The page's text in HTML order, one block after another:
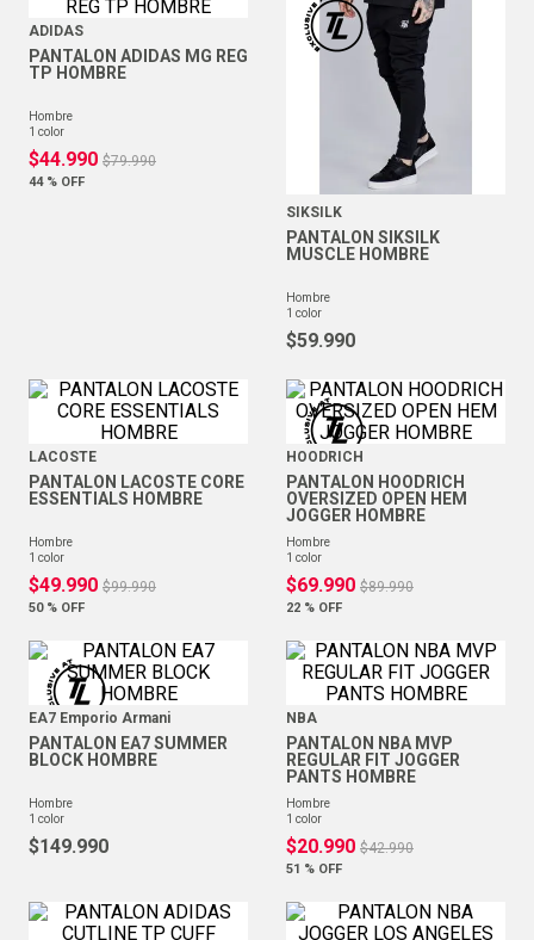
ADIDAS
PANTALON ADIDAS MG REG
TP HOMBRE
hombre
1 color
$44.990 $79.990
44 % OFF
SIKSILK
PANTALON SIKSILK
MUSCLE HOMBRE
hombre
1 color
$59.990
LACOSTE
PANTALON LACOSTE CORE
ESSENTIALS HOMBRE
hombre
1 color
$49.990 $99.990
50 % OFF
HOODRICH
PANTALON HOODRICH
OVERSIZED OPEN HEM
JOGGER HOMBRE
hombre
1 color
$69.990 $89.990
22 % OFF
EA7 Emporio Armani
PANTALON EA7 SUMMER
BLOCK HOMBRE
hombre
1 color
$149.990
NBA
PANTALON NBA MVP
REGULAR FIT JOGGER
PANTS HOMBRE
hombre
1 color
$20.990 $42.990
51 % OFF